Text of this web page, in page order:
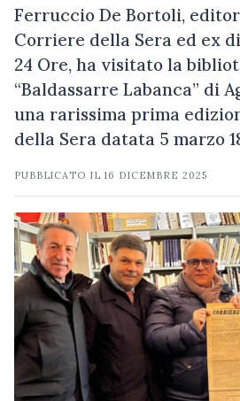
Ferruccio De Bortoli,
Corriere della Sera ed ex
24 Ore, ha visitato la
“Baldassarre Labanca” di
una rarissima prima
della Sera datata 5 marzo
PUBBLICATO IL16 DICEMBRE 2025